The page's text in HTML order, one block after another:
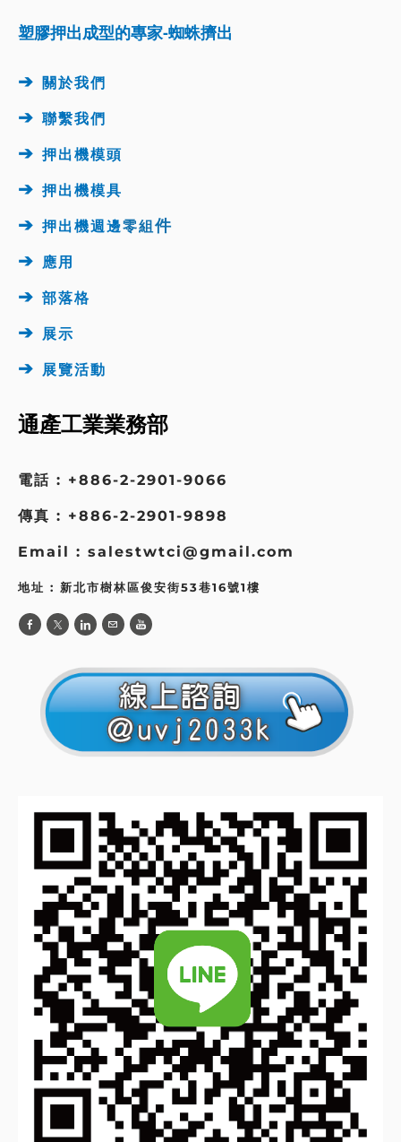
塑膠押出成型的專家-蜘蛛擠出
➔ 關於我們
➔ 聯繫我們
➔ 押出機模頭
➔ 押出機模具
➔ 押出機週邊零組件
➔ 應用
➔ 部落格
➔ 展示
➔ 展覽活動
通產工業業務部
電話 : +886-2-2901-9066
傳真 : +886-2-2901-9898
Email : salestwtci@gmail.com
地址 : 新北市樹林區俊安街53巷16號1樓